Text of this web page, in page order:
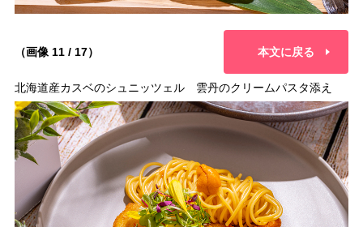
（画像 11 / 17） 本文に戻る
北海道産カスベのシュニッツェル 雲丹のクリームパスタ添え